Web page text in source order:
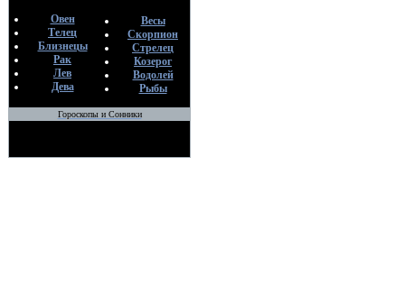
Овен
Телец
Близнецы
Рак
Лев
Дева
Весы
Скорпион
Стрелец
Козерог
Водолей
Рыбы
Гороскопы и Сонники